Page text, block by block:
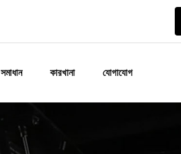
সমাধান কারখানা যোগাযোগ